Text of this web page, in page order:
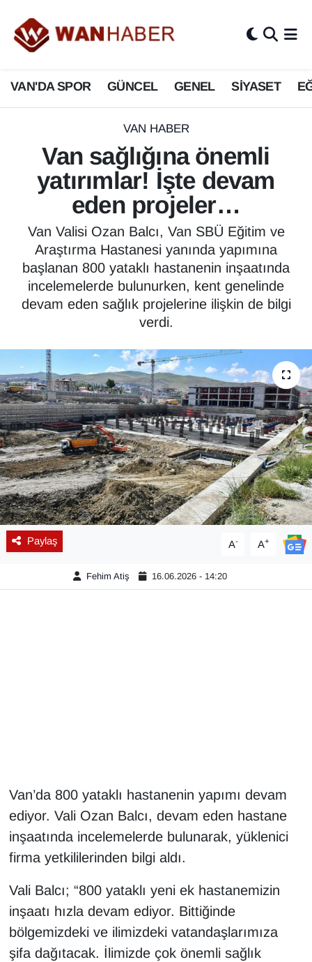
VAN'DA SPOR GÜNCEL GENEL SİYASET
VAN HABER
Van sağlığına önemli
yatırımlar! İşte devam
eden projeler…
Van Valisi Ozan Balcı, Van SBÜ Eğitim ve
Araştırma Hastanesi yanında yapımına
başlanan 800 yataklı hastanenin inşaatında
incelemelerde bulunurken, kent genelinde
devam eden sağlık projelerine ilişkin de bilgi
verdi.
Paylaş A- A+
Fehim Atiş 16.06.2026 - 14:20
Van’da 800 yataklı hastanenin yapımı devam
ediyor. Vali Ozan Balcı, devam eden hastane
inşaatında incelemelerde bulunarak, yüklenici
firma yetkililerinden bilgi aldı.
Vali Balcı; “800 yataklı yeni ek hastanemizin
inşaatı hızla devam ediyor. Bittiğinde
bölgemizdeki ve ilimizdeki vatandaşlarımıza
şifa dağıtacak. İlimizde çok önemli sağlık
3.SAYFA
ASAYİŞ
BİLİM VE TEKNOLOJİ
Biyografi
Bölge Haberleri
ÇEVRE
Deprem
Dernekler, Odalar
DÜNYA
EĞİTİM
EKONOMİ
Eleman
Emlak
En çok konuşulanlar
GENEL
Kadın
Kamu Alımları
Kim Kimdir?
Kültür & Sanat
KURDÎ
Van Nöbetçi Eczaneler
Van Hava Durumu
Van Namaz Vakitleri
Van Trafik Yoğunluk Haritası
Süper Lig Puan Durumu ve Fikstür
Tüm Manşetler
Son Dakika Haberleri
Haber Arşivi